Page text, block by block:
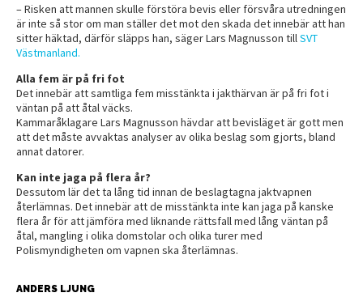
– Risken att mannen skulle förstöra bevis eller försvåra utredningen
är inte så stor om man ställer det mot den skada det innebär att han
sitter häktad, därför släpps han, säger Lars Magnusson tillSVT
Västmanland.
Alla fem är på fri fot
Det innebär att samtliga fem misstänkta i jakthärvan är på fri fot i
väntan på att åtal väcks.
Kammaråklagare Lars Magnusson hävdar att bevisläget är gott men
att det måste avvaktas analyser av olika beslag som gjorts, bland
annat datorer.
Kan inte jaga på flera år?
Dessutom lär det ta lång tid innan de beslagtagna jaktvapnen
återlämnas. Det innebär att de misstänkta inte kan jaga på kanske
flera år för att jämföra med liknande rättsfall med lång väntan på
åtal, mangling i olika domstolar och olika turer med
Polismyndigheten om vapnen ska återlämnas.
ANDERS LJUNG